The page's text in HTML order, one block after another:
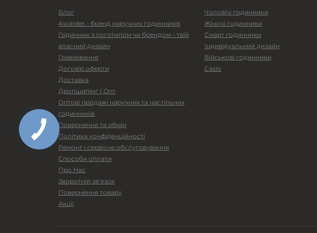
Блог
Awarder - бренд наручних годинників
Годинник з логотипом чи брендом – твій
власний дизайн
Гравіювання
Договір оферти
Доставка
Дропшипінг | Опт
Оптові продажі наручних та настільних
годинників
Повернення та обмін
Політика конфіденційності
Ремонт і сервісне обслуговування
Способи оплати
Про Нас
Зворотній зв’язок
Повернення товару
Акції
Чоловічі годинники
Жіночі годинники
Смарт годинники
Індивідуальний дизайн
Військові годинники
Casio